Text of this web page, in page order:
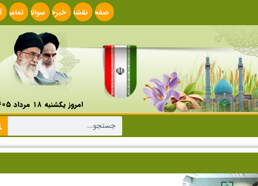
صفحه
اصلی
نقشه
سایت
خبرخوانسوالات
متداول
تماس
با ما
امروز یکشنبه ۱۸ مرداد ۱۴۰۵